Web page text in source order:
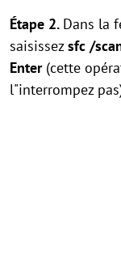
Étape 2. Dans la
saisissezsfc /
Enter(cette
l"interrompez